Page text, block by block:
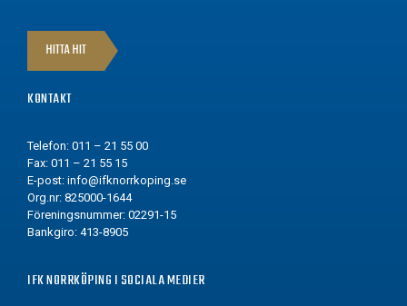
HITTA HIT
KONTAKT
Telefon: 011 – 21 55 00
Fax: 011 – 21 55 15
E-post: info@ifknorrkoping.se
Org.nr: 825000-1644
Föreningsnummer: 02291-15
Bankgiro: 413-8905
IFK NORRKÖPING I SOCIALA MEDIER